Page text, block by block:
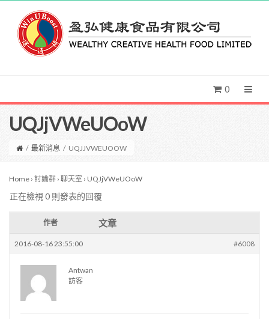
0
UQJjVWeUOoW
/ 最新消息 / UQJJVWEUOOW
Home › 討論群 › 聊天室 › UQJjVWeUOoW
正在檢視 0 則發表的回覆
作者 文章
2016-08-16 23:55:00 #6008
Antwan
訪客